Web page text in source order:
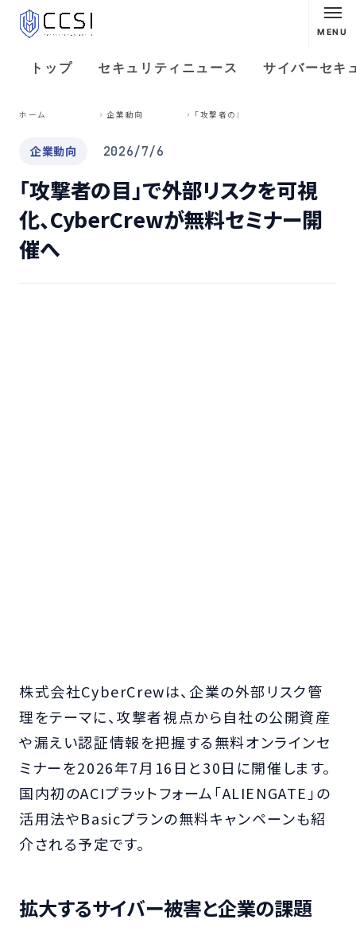
MENU
トップ セキュリティニュース サイバーセキ
ホーム 企業動向
企業動向 2026/7/6
「攻撃者の目」で外部リスクを可視
化、CyberCrewが無料セミナー開
催へ
株式会社CyberCrewは、企業の外部リスク管
理をテーマに、攻撃者視点から自社の公開資産
や漏えい認証情報を把握する無料オンラインセ
ミナーを2026年7月16日と30日に開催します。
国内初のACIプラットフォーム「ALIENGATE」の
活用法やBasicプランの無料キャンペーンも紹
介される予定です。
拡大するサイバー被害と企業の課題